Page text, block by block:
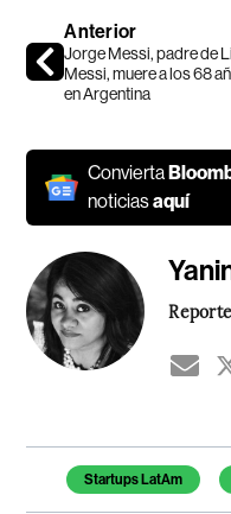
Anterior
Jorge Messi, padre de
Messi, muere a los 68
en Argentina
Convierta
noticiasaquí
Temas de este
Startups LatAm